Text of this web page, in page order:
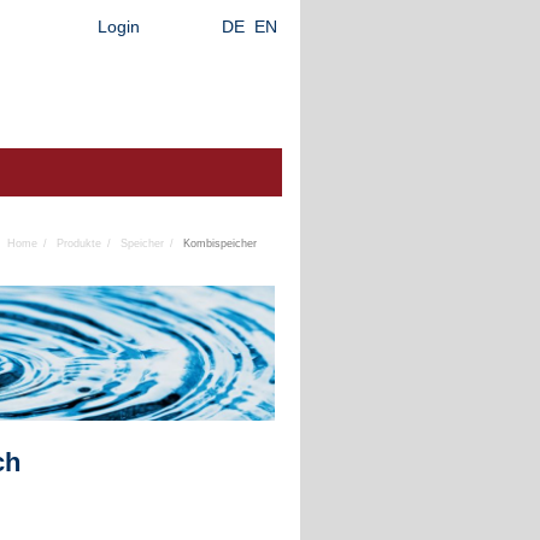
DE EN
Login
Home Produkte Speicher Kombispeicher